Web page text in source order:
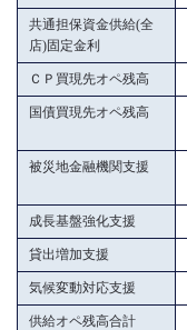
共通担保資金供給(全
店)固定金利
ＣＰ買現先オペ残高
国債買現先オペ残高
被災地金融機関支援
成長基盤強化支援
貸出増加支援
気候変動対応支援
供給オペ残高合計